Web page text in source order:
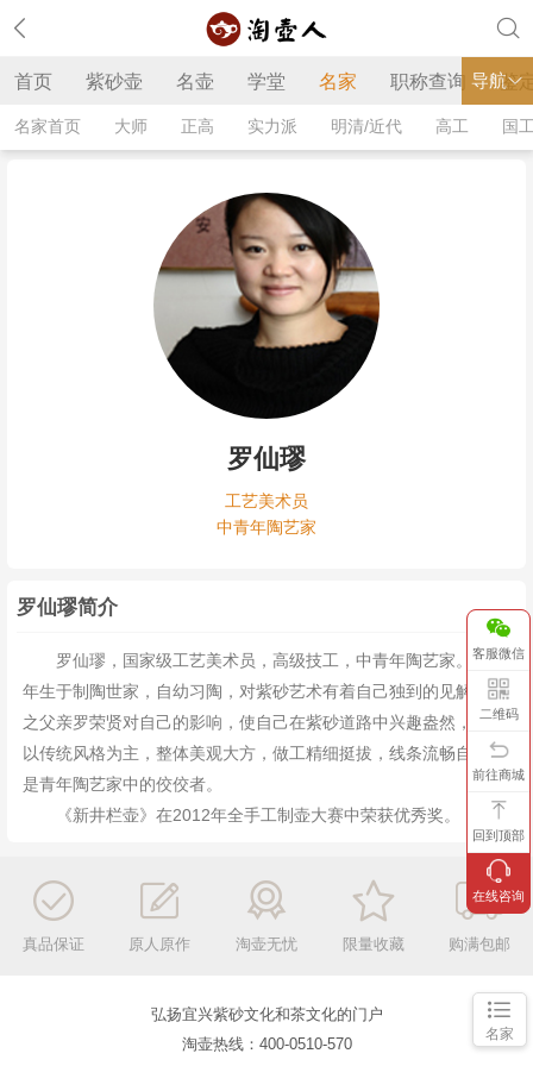
导航
首页 紫砂壶 名壶 学堂 名家 职称查询 鉴
名家首页 大师 正高 实力派 明清/近代 高工 国
罗仙璆
工艺美术员
中青年陶艺家
罗仙璆简介
罗仙璆，国家级工艺美术员，高级技工，中青年陶艺家。 1987
年生于制陶世家，自幼习陶，对紫砂艺术有着自己独到的 见解，加
之父亲罗荣贤对自己的影响，使自己在紫砂道路中兴趣盎然，作品
以传统风格为主，整体美观大方，做工精细挺拔，线条流畅自然，
是青年陶艺家中的佼佼者。
《新井栏壶》在2012年全手工制壶大赛中荣获优秀奖。
名家
真品保证 原人原作 淘壶无忧 限量收藏 购满包邮
弘扬宜兴紫砂文化和茶文化的门户
淘壶热线：400-0510-570
客服微信
二维码
前往商城
回到顶部
在线咨询